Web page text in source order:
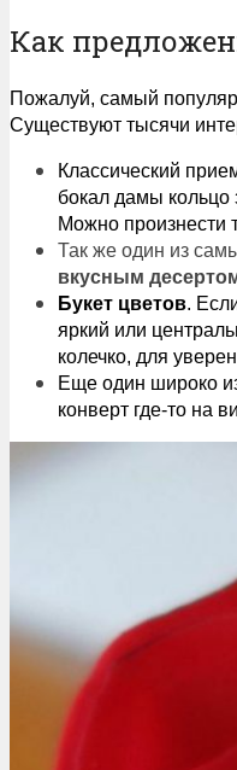
Как
Пожалуй, самый
Существуют тысячи
Классический
бокал дамы кольцо
Можно произнести
Так же один из
вкусным
Букет цветов.
яркий или
колечко, для
Еще один широко
конверт где-то на